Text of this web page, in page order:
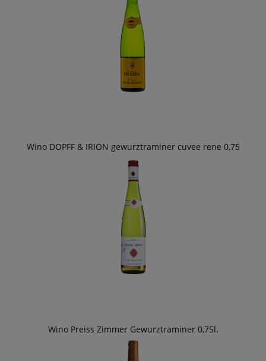
Wino DOPFF & IRION gewurztraminer cuvee rene 0,75
Wino Preiss Zimmer Gewurztraminer 0,75l.